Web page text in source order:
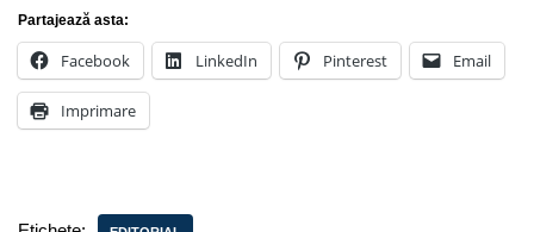
Partajează asta:
Facebook LinkedIn Pinterest Email
Imprimare